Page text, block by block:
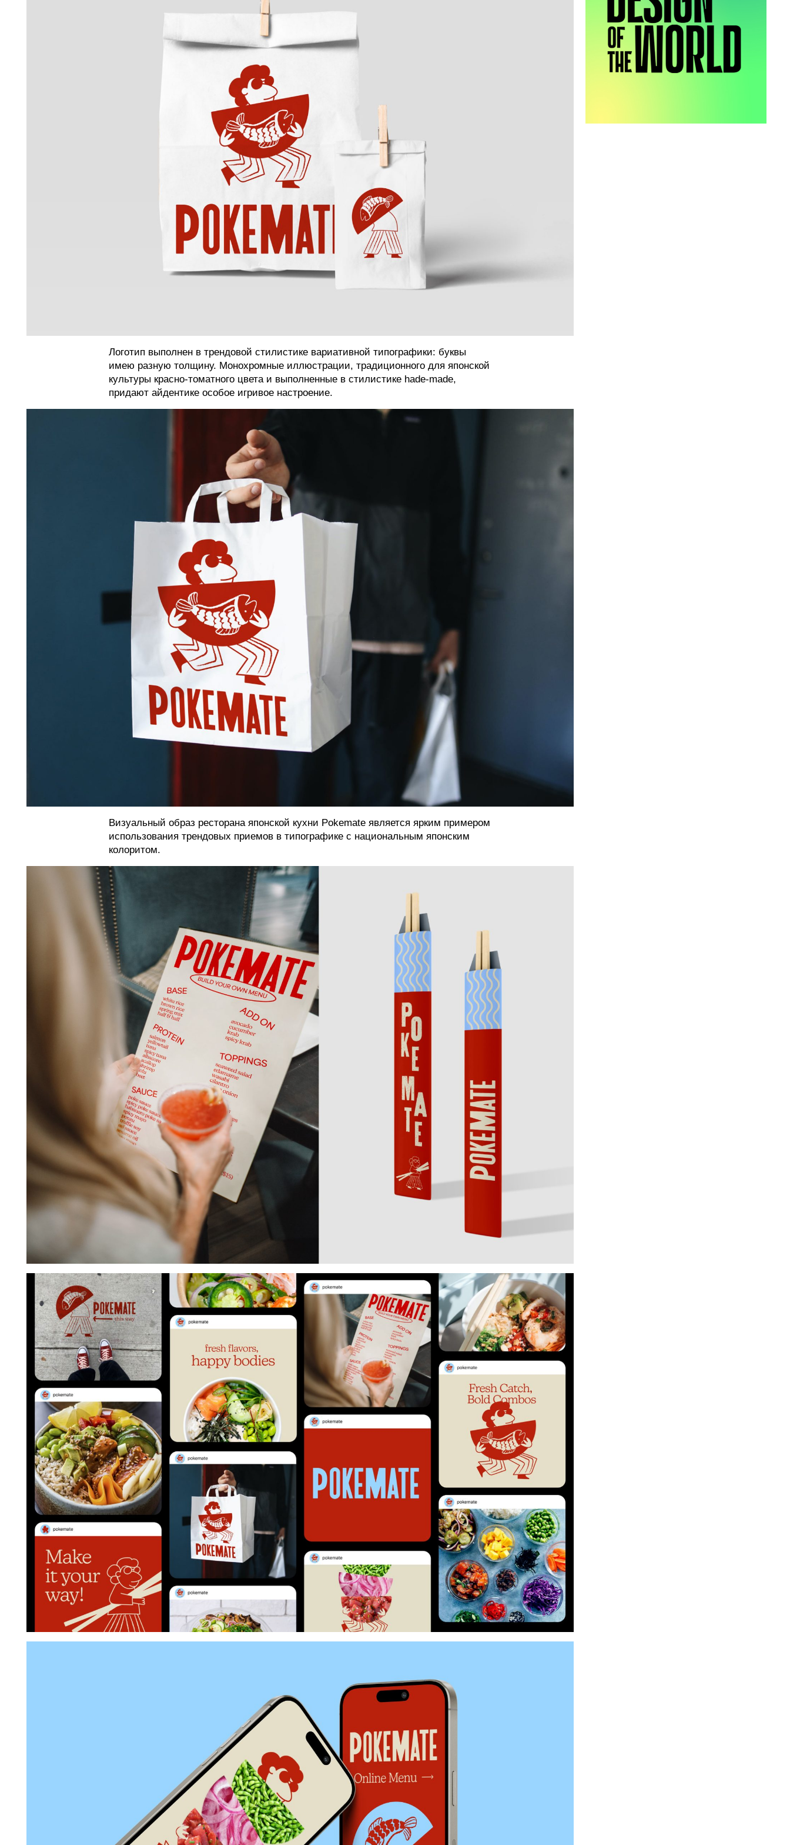
Логотип выполнен в трендовой стилистике вариативной типографики: буквы
имею разную толщину. Монохромные иллюстрации, традиционного для японской
культуры красно-томатного цвета и выполненные в стилистике hade-made,
придают айдентике особое игривое настроение.
Визуальный образ ресторана японской кухни Pokemate является ярким примером
использования трендовых приемов в типографике с национальным японским
колоритом.
ТИПОГРАФИКА
О ПРОЕКТЕ
КОНТАКТЫ